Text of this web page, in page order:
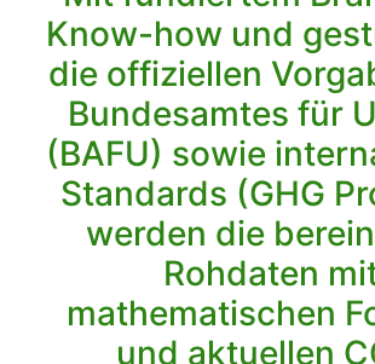
Know-how und
die offiziellen
Bundesamtes für
(BAFU) sowie
Standards (GHG
werden die
Rohdaten
mathematischen
und aktuellen